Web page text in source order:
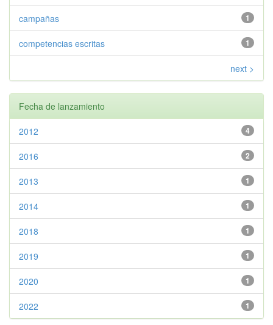
1
campañas
1
competencias escritas
next >
Fecha de lanzamiento
4
2012
2
2016
1
2013
1
2014
1
2018
1
2019
1
2020
1
2022